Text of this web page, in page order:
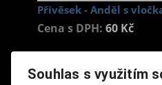
Přívěsek - Anděl s
Cena s DPH: 60 Kč
Dodání dny:skladem
Souhlas s využitím